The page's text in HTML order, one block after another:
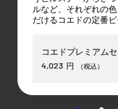
ルなど、それぞれの
だけるコエドの定番
コエドプレミアム
4,023 円 （税込）